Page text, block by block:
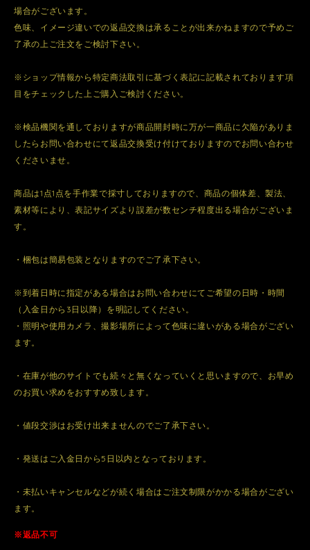
場合がございます。
色味、イメージ違いでの返品交換は承ることが出来かねますので予めご
了承の上ご注文をご検討下さい。
※ショップ情報から特定商法取引に基づく表記に記載されております項
目をチェックした上ご購入ご検討ください。
※検品機関を通しておりますが商品開封時に万が一商品に欠陥がありま
したらお問い合わせにて返品交換受け付けておりますのでお問い合わせ
くださいませ。
商品は1点1点を手作業で採寸しておりますので、商品の個体差、製法、
素材等により、表記サイズより誤差が数センチ程度出る場合がございま
す。
・梱包は簡易包装となりますのでご了承下さい。
※到着日時に指定がある場合はお問い合わせにてご希望の日時・時間
（入金日から3日以降）を明記してください。
・照明や使用カメラ、撮影場所によって色味に違いがある場合がござい
ます。
・在庫が他のサイトでも続々と無くなっていくと思いますので、お早め
のお買い求めをおすすめ致します。
・値段交渉はお受け出来ませんのでご了承下さい。
・発送はご入金日から5日以内となっております。
・未払いキャンセルなどが続く場合はご注文制限がかかる場合がござい
ます。
※返品不可